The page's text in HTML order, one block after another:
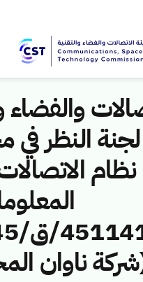
والفضاء
النظر في
نظام
ناوان